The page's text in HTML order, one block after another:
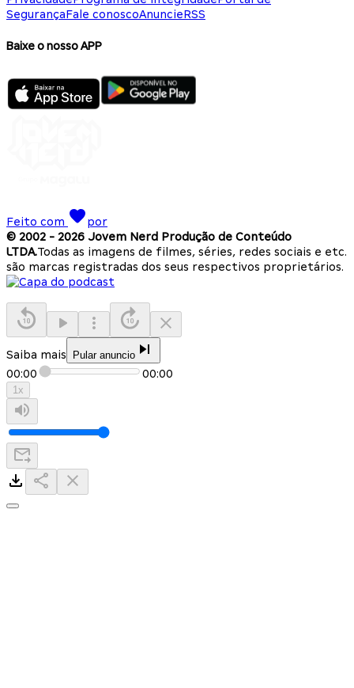
SegurançaFale conoscoAnuncieRSS
Baixe o nosso APP
Feito com
por
© 2002 - 2026 Jovem Nerd Produção de Conteúdo
LTDA.Todas as imagens de filmes, séries, redes sociais e etc.
são marcas registradas dos seus respectivos proprietários.
Saiba mais Pular anuncio
00:00 00:00
1x